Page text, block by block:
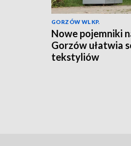
GORZÓW WLKP.
Nowe pojemniki
Gorzów ułatwia
tekstyliów